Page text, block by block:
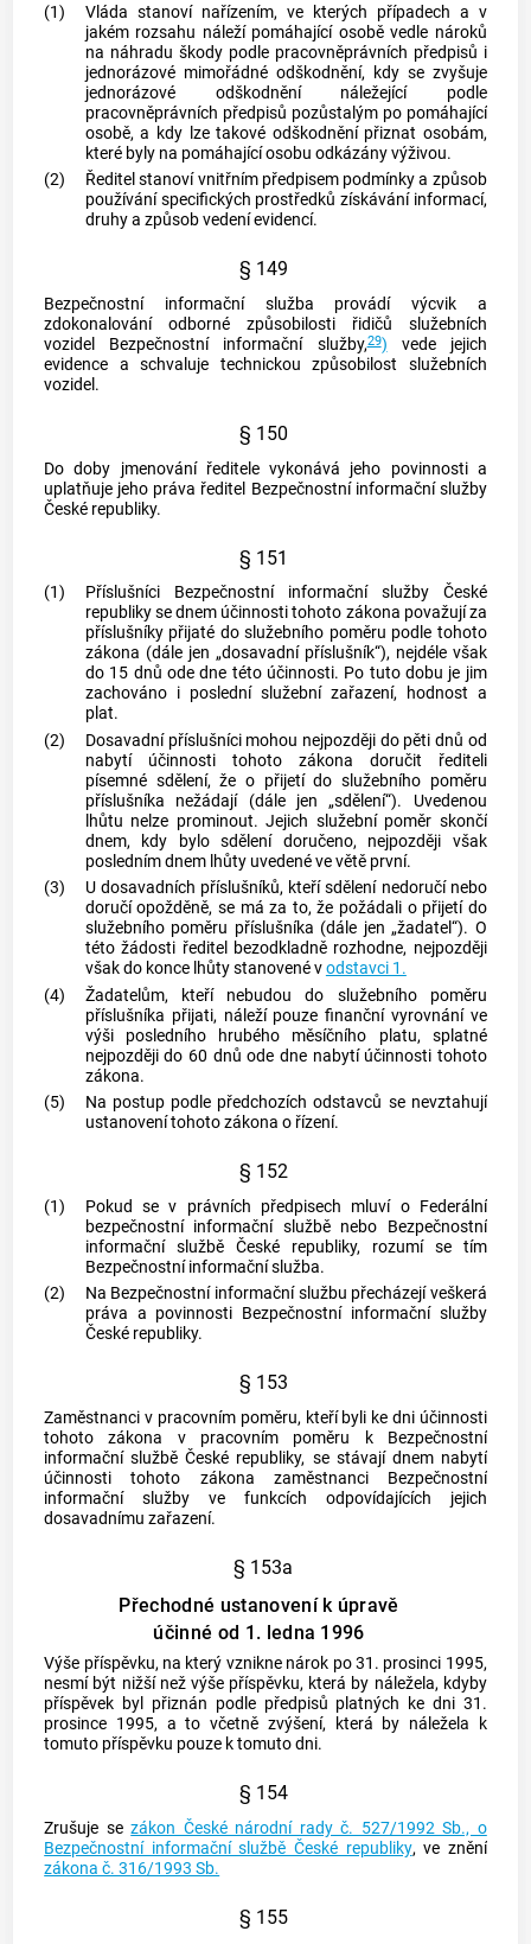
(1)
Vláda stanoví nařízením, ve kterých případech a v
jakém rozsahu náleží pomáhající osobě vedle nároků
na náhradu škody podle pracovněprávních předpisů i
jednorázové mimořádné odškodnění, kdy se zvyšuje
jednorázové odškodnění náležející podle
pracovněprávních předpisů pozůstalým po pomáhající
osobě, a kdy lze takové odškodnění přiznat osobám,
které byly na pomáhající osobu odkázány výživou.
(2)
Ředitel stanoví vnitřním předpisem podmínky a způsob
používáníspecifických prostředků získávání informací,
druhy a způsob vedení evidencí.
§ 149
Bezpečnostní informační služba provádí výcvik a
zdokonalování odborné způsobilosti řidičů služebních
vozidel Bezpečnostní informační služby,29) vede jejich
evidence a schvaluje technickou způsobilost služebních
vozidel.
§ 150
Do doby jmenování ředitele vykonává jeho povinnosti a
uplatňuje jeho práva ředitel Bezpečnostní informační služby
České republiky.
§ 151
(1)
Příslušníci Bezpečnostní informační služby České
republiky se dnem účinnosti tohoto zákona považují za
příslušníky přijaté do služebního poměru podle tohoto
zákona (dále jen „dosavadní příslušník“), nejdéle však
do 15 dnů ode dne této účinnosti. Po tuto dobu je jim
zachováno i poslední služební zařazení, hodnost a
plat.
(2)
Dosavadní příslušníci mohou nejpozději do pěti dnů od
nabytí účinnosti tohoto zákona doručit řediteli
písemné sdělení, že o přijetí do služebního poměru
příslušníka nežádají (dále jen „sdělení“). Uvedenou
lhůtu nelze prominout. Jejich služební poměr skončí
dnem, kdy bylo sdělení doručeno, nejpozději však
posledním dnem lhůty uvedené ve větě první.
(3)
U dosavadních příslušníků, kteří sdělení nedoručí nebo
doručí opožděně, se má za to, že požádali o přijetí do
služebního poměru příslušníka (dále jen „žadatel“). O
této žádosti ředitel bezodkladně rozhodne, nejpozději
však do konce lhůty stanovené vodstavci 1.
(4)
Žadatelům, kteří nebudou do služebního poměru
příslušníka přijati, náleží pouze finanční vyrovnání ve
výši posledního hrubého měsíčního platu, splatné
nejpozději do 60 dnů ode dne nabytí účinnosti tohoto
zákona.
(5)
Na postup podle předchozích odstavců se nevztahují
ustanovení tohoto zákona o řízení.
§ 152
(1)
Pokud se v právních předpisech mluví o Federální
bezpečnostní informační službě nebo Bezpečnostní
informační službě České republiky, rozumí se tím
Bezpečnostní informační služba.
(2)
Na Bezpečnostní informační službu přecházejí veškerá
práva a povinnosti Bezpečnostní informační služby
České republiky.
§ 153
Zaměstnanci v pracovním poměru, kteří byli ke dni účinnosti
tohoto zákona v pracovním poměru k Bezpečnostní
informační službě České republiky, se stávají dnem nabytí
účinnosti tohoto zákona zaměstnanci Bezpečnostní
informační služby ve funkcích odpovídajících jejich
dosavadnímu zařazení.
§ 153a
Přechodné ustanovení k úpravě
účinné od 1. ledna 1996
Výše příspěvku, na který vznikne nárok po 31. prosinci 1995,
nesmí být nižší než výše příspěvku, která by náležela, kdyby
příspěvek byl přiznán podle předpisů platných ke dni 31.
prosince 1995, a to včetně zvýšení, která by náležela k
tomuto příspěvku pouze k tomuto dni.
§ 154
Zrušuje sezákon České národní rady č. 527/1992 Sb., o
Bezpečnostní informační službě České republiky, ve znění
zákona č. 316/1993 Sb.
§ 155